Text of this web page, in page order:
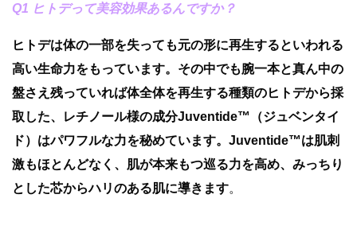
Q1 ヒトデって美容効果あるんですか？
ヒトデは体の一部を失っても元の形に再生するといわれる
高い生命力をもっています。その中でも腕一本と真ん中の
盤さえ残っていれば体全体を再生する種類のヒトデから採
取した、レチノール様の成分Juventide™（ジュベンタイ
ド）はパワフルな力を秘めています。Juventide™は肌刺
激もほとんどなく、肌が本来もつ巡る力を高め、みっちり
とした芯からハリのある肌に導きます。